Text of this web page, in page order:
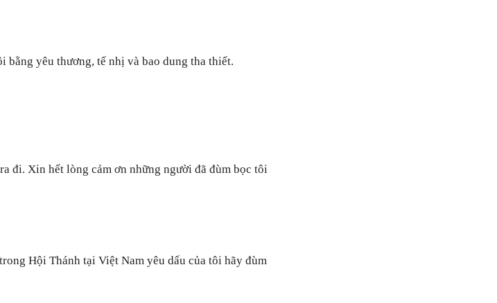
bằng yêu thương, tế nhị và bao dung tha thiết.
đi. Xin hết lòng cảm ơn những người đã đùm bọc tôi
Hội Thánh tại Việt Nam yêu dấu của tôi hãy đùm